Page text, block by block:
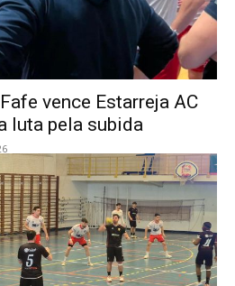
vence Estarreja AC
luta pela subida